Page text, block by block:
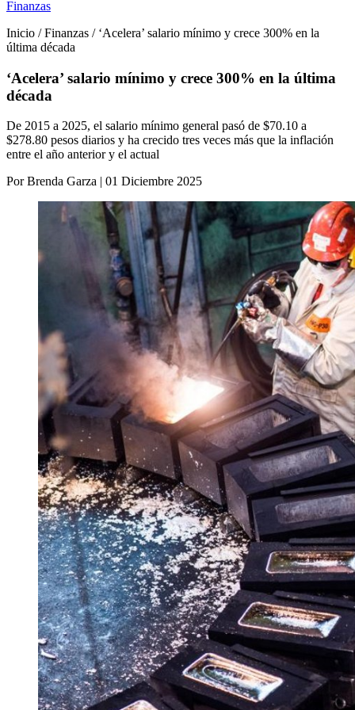
Finanzas
Inicio / Finanzas / ‘Acelera’ salario mínimo y crece 300% en la
última década
‘Acelera’ salario mínimo y crece 300% en la última
década
De 2015 a 2025, el salario mínimo general pasó de $70.10 a
$278.80 pesos diarios y ha crecido tres veces más que la inflación
entre el año anterior y el actual
Por Brenda Garza | 01 Diciembre 2025